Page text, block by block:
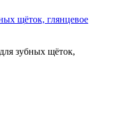
зубных щёток,